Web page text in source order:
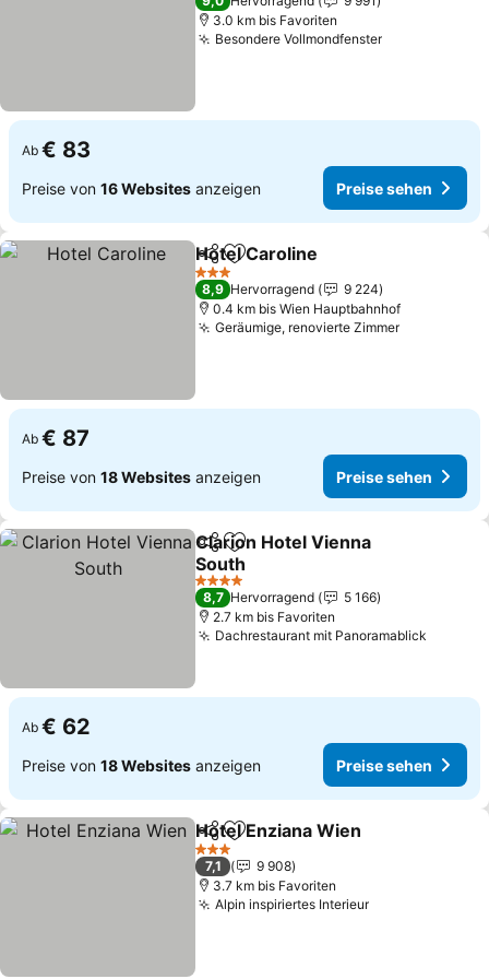
3.0 km bis Favoriten
Besondere VollmondfensterPreise sehen
Ab € 83
Preise von 16 Websites anzeigen Preise sehen
TeilenZu Favoriten hinzufügen
Hotel Caroline
3 Sterne
8,9 Hervorragend
9 224
0.4 km bis Wien Hauptbahnhof
Geräumige, renovierte ZimmerPreise
Ab € 87
Preise von 18 Websites anzeigen Preise sehen
TeilenZu Favoriten hinzufügen
Clarion Hotel Vienna
South
Preise sehen
4 Sterne
8,7 Hervorragend
5 166
2.7 km bis Favoriten
Dachrestaurant mit Panoramablick
Ab € 62
Preise von 18 Websites anzeigen Preise sehen
TeilenZu Favoriten hinzufügen
Hotel Enziana Wien
3 Sterne
7,1
9 908
3.7 km bis Favoriten
Alpin inspiriertes InterieurPreise sehen